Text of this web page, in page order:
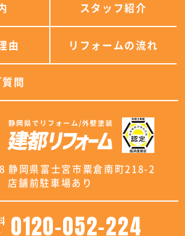
スタッフ紹介
由 リフォームの流れ
問
静岡県富士宮市粟倉南町218-2
店舗前駐車場あり
0120-052-224